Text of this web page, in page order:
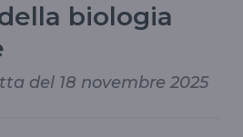
biologia
del 18 novembre 2025